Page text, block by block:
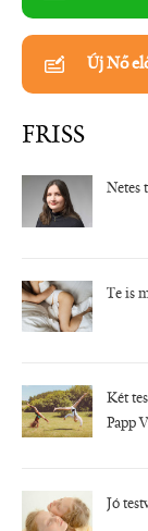
Új Nő
FRISS
Netes
Te is
Két
Papp
Jó